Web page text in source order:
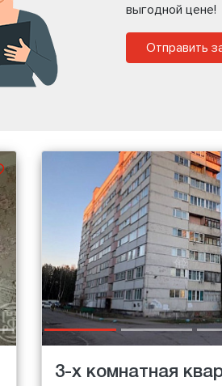
выгодной цене!
Отправить
3-х комнатная